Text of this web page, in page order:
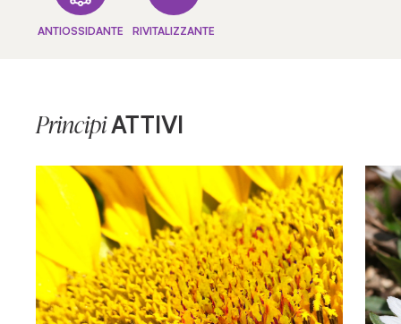
ANTIOSSIDANTE RIVITALIZZANTE
PrincipiATTIVI